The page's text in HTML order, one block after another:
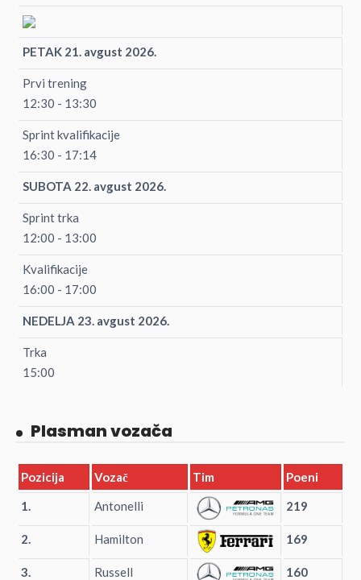
PETAK 21. avgust 2026.
Prvi trening
12:30 - 13:30
Sprint kvalifikacije
16:30 - 17:14
SUBOTA 22. avgust 2026.
Sprint trka
12:00 - 13:00
Kvalifikacije
16:00 - 17:00
NEDELJA 23. avgust 2026.
Trka
15:00
Plasman vozača
Pozicija Vozač Tim
Poeni
1.
Antonelli 219
2. Hamilton 169
3. Russell 160